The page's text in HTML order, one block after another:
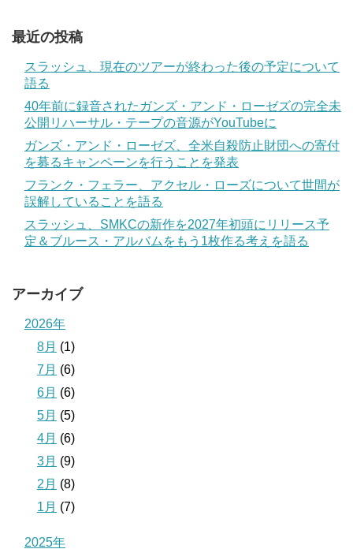
最近の投稿
スラッシュ、現在のツアーが終わった後の予定について
語る
40年前に録音されたガンズ・アンド・ローゼズの完全未
公開リハーサル・テープの音源がYouTubeに
ガンズ・アンド・ローゼズ、全米自殺防止財団への寄付
を募るキャンペーンを行うことを発表
フランク・フェラー、アクセル・ローズについて世間が
誤解していることを語る
スラッシュ、SMKCの新作を2027年初頭にリリース予
定＆ブルース・アルバムをもう1枚作る考えを語る
アーカイブ
2026年
8月 (1)
7月 (6)
6月 (6)
5月 (5)
4月 (6)
3月 (9)
2月 (8)
1月 (7)
2025年